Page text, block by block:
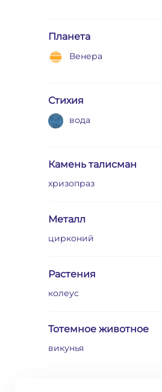
Планета
Венера
Стихия
вода
Камень талисман
хризопраз
Металл
цирконий
Растения
колеус
Тотемное животное
викунья